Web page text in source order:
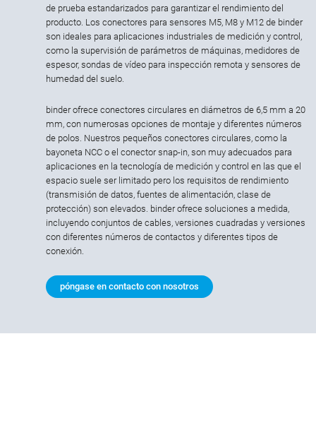
de prueba estandarizados para garantizar el rendimiento del
producto. Los conectores para sensores M5, M8 y M12 de binder
son ideales para aplicaciones industriales de medición y control,
como la supervisión de parámetros de máquinas, medidores de
espesor, sondas de vídeo para inspección remota y sensores de
humedad del suelo.
binder ofrece conectores circulares en diámetros de 6,5 mm a 20
mm, con numerosas opciones de montaje y diferentes números
de polos. Nuestros pequeños conectores circulares, como la
bayoneta NCC o el conector snap-in, son muy adecuados para
aplicaciones en la tecnología de medición y control en las que el
espacio suele ser limitado pero los requisitos de rendimiento
(transmisión de datos, fuentes de alimentación, clase de
protección) son elevados. binder ofrece soluciones a medida,
incluyendo conjuntos de cables, versiones cuadradas y versiones
con diferentes números de contactos y diferentes tipos de
conexión.
póngase en contacto con nosotros